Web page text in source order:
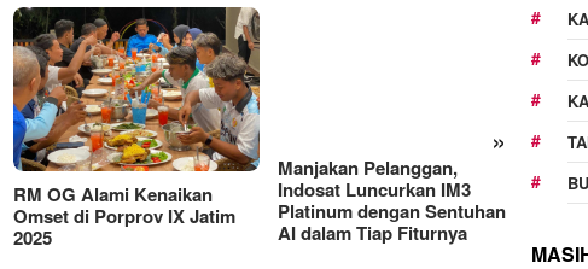
»
RM OG Alami Kenaikan
Omset di Porprov IX Jatim
2025
Manjakan Pelanggan,
Indosat Luncurkan IM3
Platinum dengan Sentuhan
AI dalam Tiap Fiturnya
RAT